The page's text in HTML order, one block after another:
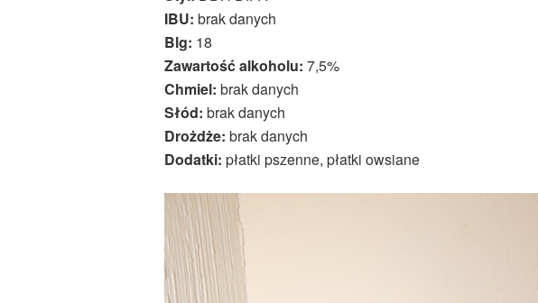
IBU: brak danych
Blg: 18
Zawartość alkoholu: 7,5%
Chmiel: brak danych
Słód: brak danych
Drożdże: brak danych
Dodatki: płatki pszenne, płatki owsiane